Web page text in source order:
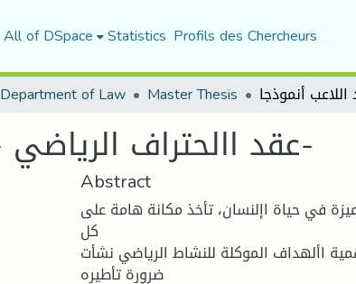
All of DSpace Statistics Profils des Chercheurs
Department of Law Master Thesis
عقد االحتراف الرياضي -عقد اللاعب أنموذجا-
Abstract
في حياة اإلنسان، تأخذ مكانة هامة على
كل
األهداف الموكلة للنشاط الرياضي نشأت
ضرورة تأطيره